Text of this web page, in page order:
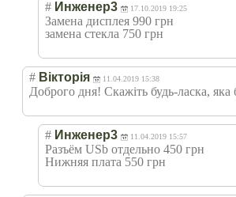
# Инженер3 17.10.2019 19:25
Замена дисплея 990 грн
замена стекла 750 грн
# Вікторія 11.04.2019 15:38
Доброго дня! Скажіть будь-ласка,
# Инженер3 11.04.2019 15:57
Разъём USb отдельно 450 грн
Нижняя плата 550 грн